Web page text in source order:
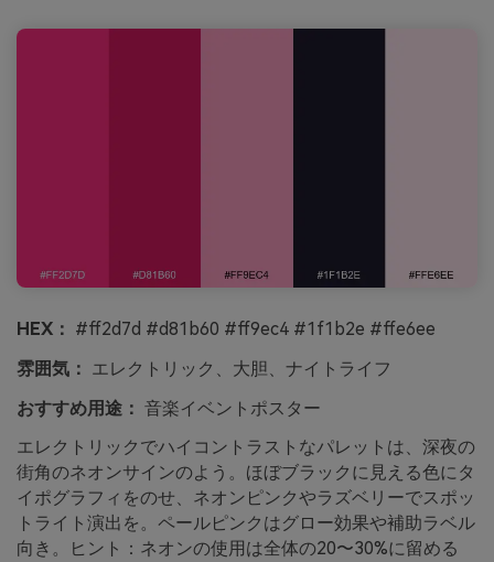
HEX： #ff2d7d #d81b60 #ff9ec4 #1f1b2e #ffe6ee
雰囲気： エレクトリック、大胆、ナイトライフ
おすすめ用途： 音楽イベントポスター
エレクトリックでハイコントラストなパレットは、深夜の
街角のネオンサインのよう。ほぼブラックに見える色にタ
イポグラフィをのせ、ネオンピンクやラズベリーでスポッ
トライト演出を。ペールピンクはグロー効果や補助ラベル
向き。ヒント：ネオンの使用は全体の20〜30%に留める